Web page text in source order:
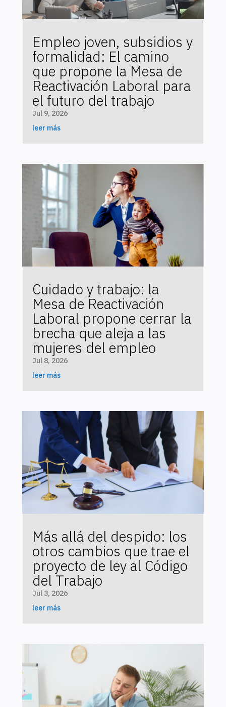
Empleo joven, subsidios y
formalidad: El camino
que propone la Mesa de
Reactivación Laboral para
el futuro del trabajo
Jul 9, 2026
leer más
Cuidado y trabajo: la
Mesa de Reactivación
Laboral propone cerrar la
brecha que aleja a las
mujeres del empleo
Jul 8, 2026
leer más
Más allá del despido: los
otros cambios que trae el
proyecto de ley al Código
del Trabajo
Jul 3, 2026
leer más